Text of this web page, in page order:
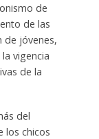
de
de las
de jóvenes,
vigencia
de la
del
los chicos